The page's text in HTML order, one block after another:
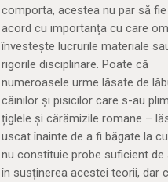
comporta, acestea nu par să fie
acord cu importanța cu care
învestește lucrurile materiale
rigorile disciplinare. Poate că
numeroasele urme lăsate de
câinilor și pisicilor care s-au
țiglele și cărămizile romane –
uscat înainte de a fi băgate la
nu constituie probe suficient de
în susținerea acestei teorii, dar